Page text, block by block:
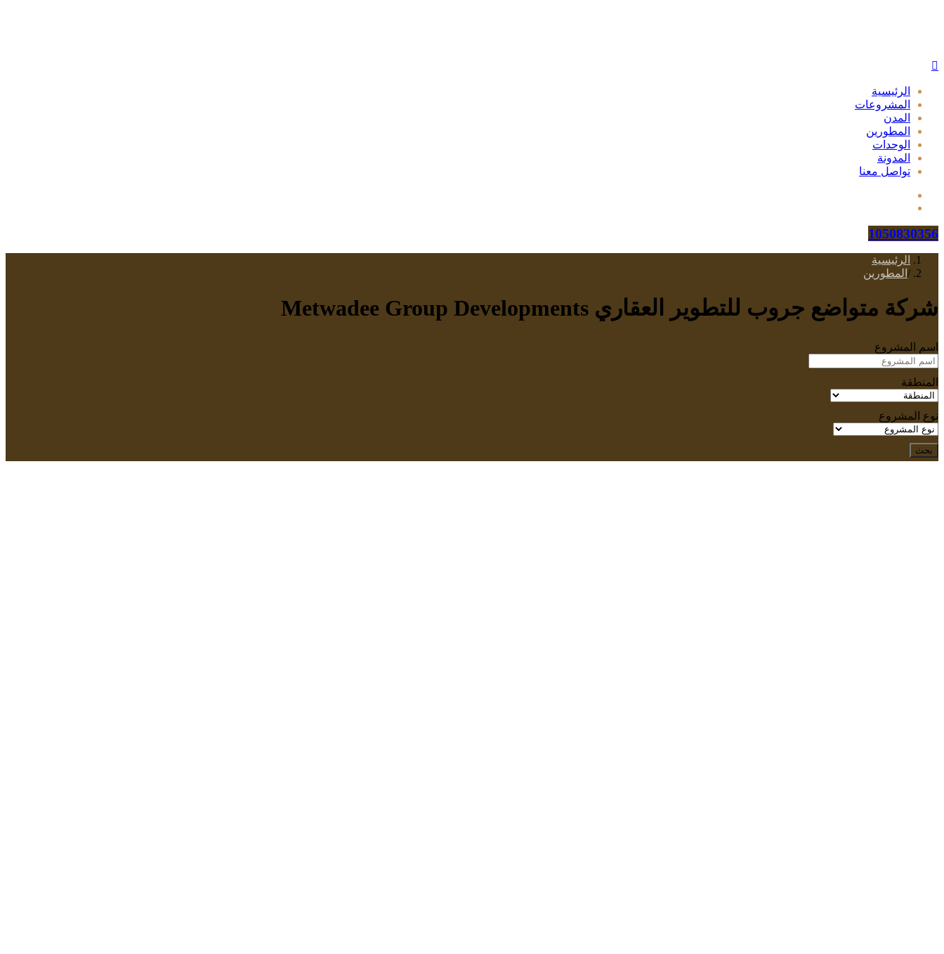
الرئيسية
المشروعات
المدن
المطورين
الوحدات
المدونة
تواصل معنا
1050830356
الرئيسية
/ المطورين
شركة متواضع جروب للتطوير العقاري Metwadee Group Developments
اسم المشروع
المنطقة
نوع المشروع
بحث